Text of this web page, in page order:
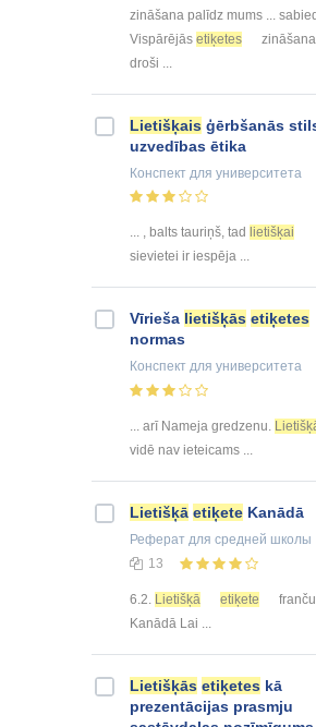
zināšana palīdz mums ...
Vispārējās etiķetes
droši ...
Lietišķais ģērbšanās
uzvedības ētika
Конспект для университета
... , balts tauriņš, tad lietišķai
sievietei ir iespēja ...
Vīrieša lietišķās etiķetes
normas
Конспект для университета
... arī Nameja gredzenu.
vidē nav ieteicams ...
Lietišķā etiķete Kanādā
Реферат для средней школы
13
6.2. Lietišķā etiķete
franču
Kanādā Lai ...
Lietišķās etiķetes kā
prezentācijas prasmju